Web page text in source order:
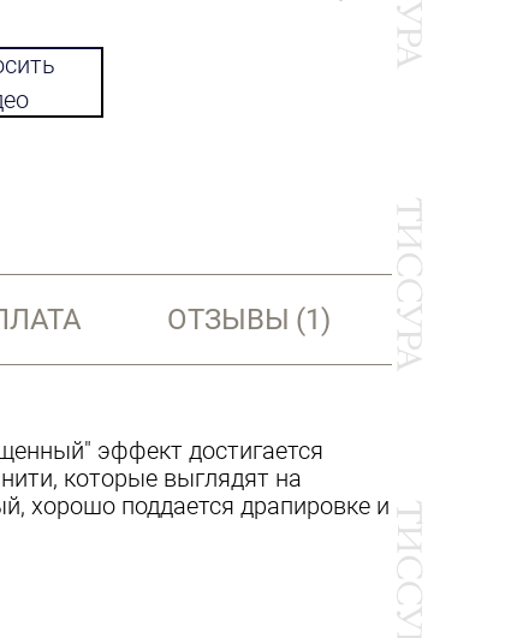
ОТЗЫВЫ (1)
эффект достигается
которые выглядят на
хорошо поддается драпировке и